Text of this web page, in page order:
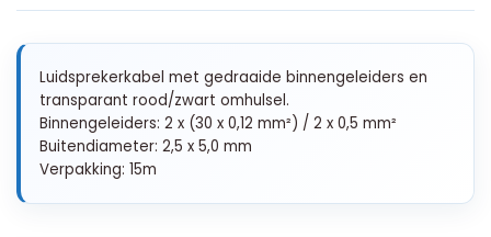
Luidsprekerkabel met gedraaide binnengeleiders en
transparant rood/zwart omhulsel.
Binnengeleiders: 2 x (30 x 0,12 mm²) / 2 x 0,5 mm²
Buitendiameter: 2,5 x 5,0 mm
Verpakking: 15m